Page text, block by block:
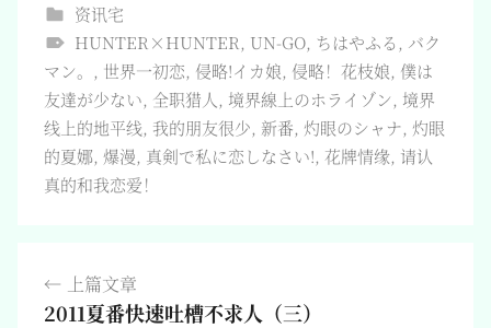
资讯宅
HUNTER×HUNTER, UN-GO, ちはやふる , バク
マン。 , 世界一初恋, 侵略!イカ娘, 侵略！花枝娘, 僕は
友達が少ない, 全职猎人 , 境界線上のホライゾン, 境界
线上的地平线, 我的朋友很少, 新番, 灼眼のシャナ, 灼眼
的夏娜, 爆漫, 真剣で私に恋しなさい!, 花牌情缘, 请认
真的和我恋爱！
上篇文章
2011夏番快速吐槽不求人（三）